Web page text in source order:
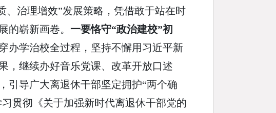
、治理增效”发展策略，凭借敢于站在时
的崭新画卷。 一要恪守“政治建校”初
办学治校全过程，坚持不懈用习近平新
，继续办好音乐党课、改革开放口述
引导广大离退休干部坚定拥护“两个确
贯彻《关于加强新时代离退休干部党的